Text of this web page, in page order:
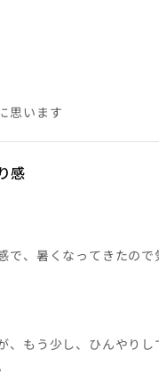
思います
感
で、暑くなってきたので
、もう少し、ひんやりし